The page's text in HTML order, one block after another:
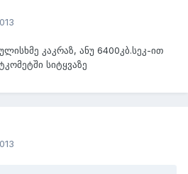
კაკრაზ, ანუ 6400კბ.სეკ-ით
სიტყვაზე